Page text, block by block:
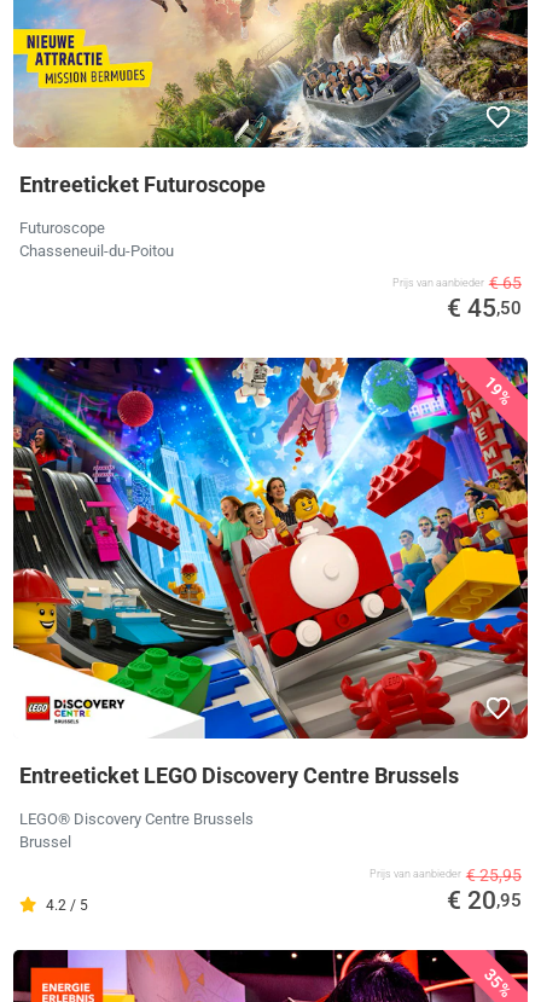
Entreeticket Futuroscope
Futuroscope
Chasseneuil-du-Poitou
Prijs van aanbieder € 65
€ 45,50
19%
Entreeticket LEGO Discovery Centre Brussels
LEGO® Discovery Centre Brussels
Brussel
4.2 / 5
Prijs van aanbieder € 25,95
€ 20,95
35%